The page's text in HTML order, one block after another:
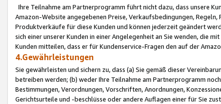
Ihre Teilnahme am Partnerprogramm führt nicht dazu, dass unsere
Amazon-Website angegebenen Preise, Verkaufsbedingungen,
Produktverkäufe für diese Kunden und können jederzeit geändert
sich einer unserer Kunden in einer Angelegenheit an Sie wenden, die
Kunden mitteilen, dass er für Kundenservice-Fragen den auf der
4.Gewährleistungen
Sie gewährleisten und sichern zu, dass (a) Sie gemäß dieser
betreiben werden; (b) weder Ihre Teilnahme am Partnerprogramm
Bestimmungen, Verordnungen, Vorschriften, Anordnungen,
Gerichtsurteile und -beschlüsse oder andere Auflagen einer für Sie